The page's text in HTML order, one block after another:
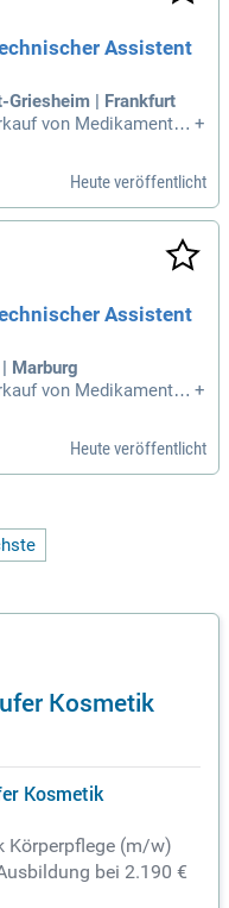
Assistent
Griesheim | Frankfurt
von Medikamenten
Hand des Apotheke
Beratung deiner Kunde
+
Heute veröffentlicht
Assistent
Marburg
von Medikamenten
Hand des Apotheke
Beratung deiner Kunde
+
Heute veröffentlicht
Kosmetik
Kosmetik
Körperpflege (m/w)
bei 2.190 €